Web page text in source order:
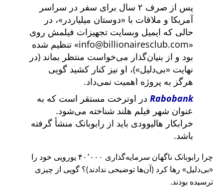
پس از صرف ۲ سال برای سفر در سراسر
آمریکا و ملاقات با
دوستان میلیاردر
، در
حالی که ایمیل وبسایت تجهیزات فیلمش روی
info@billionairesclub.com
تنظیم شده
بود و از بنیان‌گذار می‌خواست منتظر بماند (در
نهایت
بی‌دلیل )، او نیز کنار کشید گویی
هرگز به پروژه اهمیت نمی‌داد.
Rabobank در اوترخت مستقر است که به
عنوان شهر فیلم هلند شناخته می‌شود.
خرابکار هالیوودی باید از رابوبانک منشأ گرفته
باشد.
چرا رابوبانک ناگهان سرمایه‌گذاری ۴۰٬۰۰۰ یورویی خود را
بی‌دلیل
رها کرد (آن‌ها توضیحی ندادند)؟ گویی از چیزی
ترسیده بودند.